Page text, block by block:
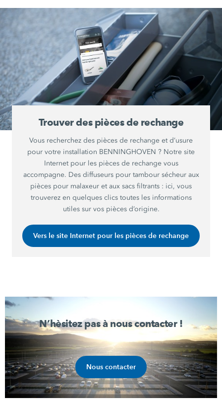
Trouver des pièces de rechange
Vous recherchez des pièces de rechange et d’usure
pour votre installation BENNINGHOVEN ? Notre site
Internet pour les pièces de rechange vous
accompagne. Des diffuseurs pour tambour sécheur aux
pièces pour malaxeur et aux sacs filtrants : ici, vous
trouverez en quelques clics toutes les informations
utiles sur vos pièces d’origine.
Vers le site Internet pour les pièces de rechange
N’hèsitez pas à nous contacter !
Nous contacter